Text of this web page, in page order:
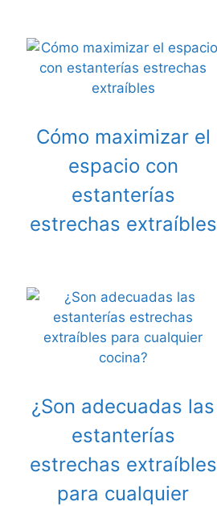
Cómo maximizar el
espacio con
estanterías
estrechas extraíbles
¿Son adecuadas las
estanterías
estrechas extraíbles
para cualquier